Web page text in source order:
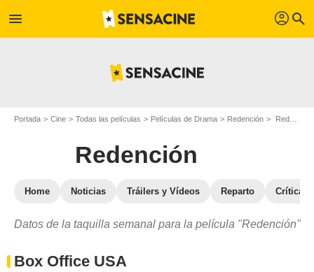
menu profil search
Portada Cine Todas las películas Películas de Drama Redención Redención : Taquilla
Redención
Home Noticias Tráilers y Vídeos Reparto Críticas
Datos de la taquilla semanal para la película "Redención"
Box Office USA